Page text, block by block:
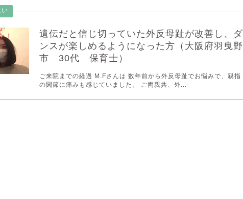
遺伝だと信じ切っていた外反母趾が改善し、ダ
ンスが楽しめるようになった方（大阪府羽曳野
市 30代 保育士）
ご来院までの経過 M.Fさんは 数年前から外反母趾でお悩みで、親指
の関節に痛みも感じていました。 ご両親共、外...